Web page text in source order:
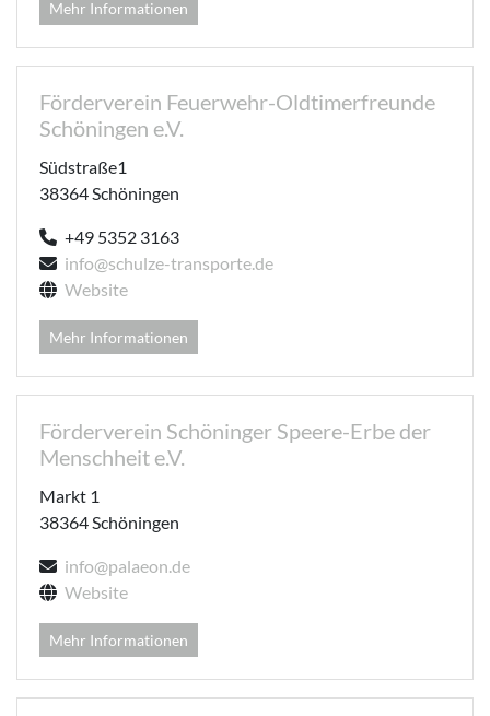
Mehr Informationen
Förderverein Feuerwehr-Oldtimerfreunde
Schöningen e.V.
Südstraße1
38364 Schöningen
+49 5352 3163
info@schulze-transporte.de
Website
Mehr Informationen
Förderverein Schöninger Speere-Erbe der
Menschheit e.V.
Markt 1
38364 Schöningen
info@palaeon.de
Website
Mehr Informationen